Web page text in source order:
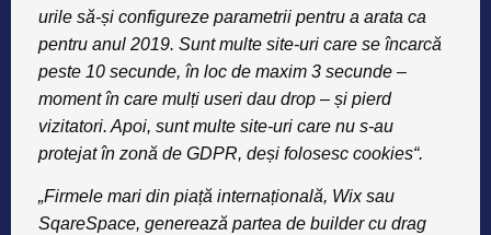
urile să-și configureze parametrii pentru a arata ca
pentru anul 2019. Sunt multe site-uri care se încarcă
peste 10 secunde, în loc de maxim 3 secunde –
moment în care mulți useri dau drop – și pierd
vizitatori. Apoi, sunt multe site-uri care nu s-au
protejat în zonă de GDPR, deși folosesc cookies“.
„Firmele mari din piață internațională, Wix sau
SqareSpace, generează partea de builder cu drag